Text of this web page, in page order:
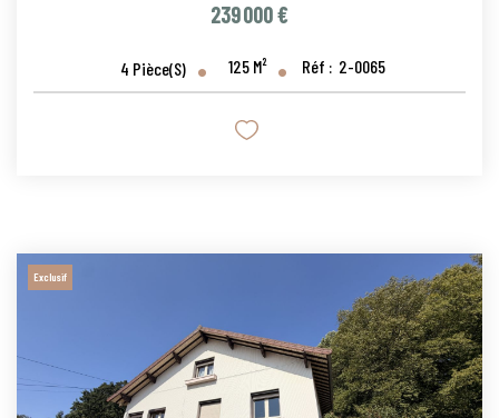
239 000 €
4 Pièce(s) 125 M² Réf : 2-0065
Exclusif